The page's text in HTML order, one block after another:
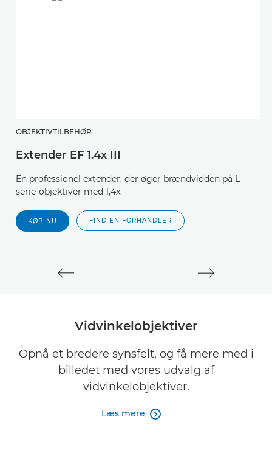
OBJEKTIVTILBEHØR
Extender EF 1.4x III
En professionel extender, der øger brændvidden på L-
serie-objektiver med 1,4x.
KØB NU FIND EN FORHANDLER
Vidvinkelobjektiver
Opnå et bredere synsfelt, og få mere med i
billedet med vores udvalg af
vidvinkelobjektiver.
Læs mere 